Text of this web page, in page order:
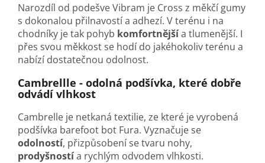
Narozdíl od podešve Vibram je Cross z měkčí gumy
s dokonalou přilnavostí a adhezí. V terénu i na
chodníky je tak pohyb komfortnějšía tlumenější. I
přes svou měkkost se hodí do jakéhokoliv terénu a
nabízí dostatečnou odolnost.
Cambrellle - odolná podšívka, které dobře
odvádí vlhkost
Cambrelle je netkaná textilie, ze které je vyrobená
podšívka barefoot bot Fura. Vyznačuje se
odolností, přizpůsobení se tvaru nohy,
prodyšnostía rychlým odvodem vlhkosti.